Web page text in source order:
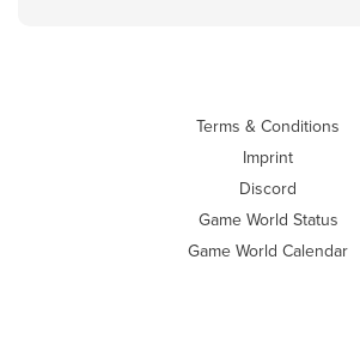
Terms & Conditions
Imprint
Discord
Game World Status
Game World Calendar